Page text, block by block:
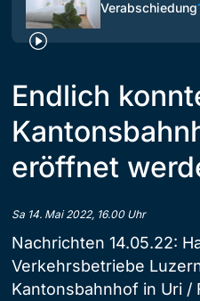
Verabschiedung
Endlich
eröffnet
Sa 14. Mai 2022, 16.00 Uhr
Nachrichten 14.05.22:
Verkehrsbetriebe
Kantonsbahnhof in Uri /